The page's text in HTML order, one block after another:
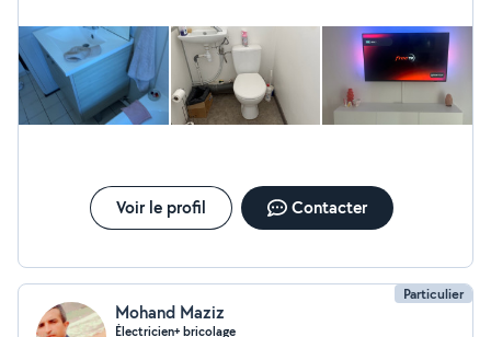
pose d'enseigne commerciale, extension de maison ,
décoration d'intérieur, paysagiste etc). Mon équipe et
moi pouvons prendre en charge tous types de chantiers
dans ces domaines à Bondy et dans les alentours en île
de France. Au plaisir de vous rencontrer pour lancer
Voir le profil Contacter
Particulier
Mohand Maziz
Électricien+ bricolage